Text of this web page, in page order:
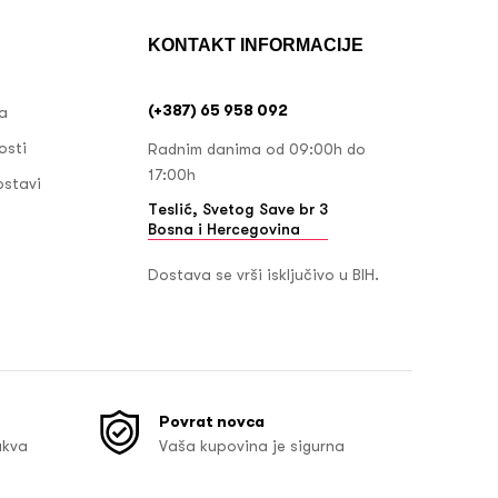
KONTAKT INFORMACIJE
(+387) 65 958 092
Radnim danima od 09:00h do
17:00h
Teslić, Svetog Save br 3
Bosna i Hercegovina
Dostava se vrši isključivo u BIH.
Povrat novca
Vaša kupovina je sigurna